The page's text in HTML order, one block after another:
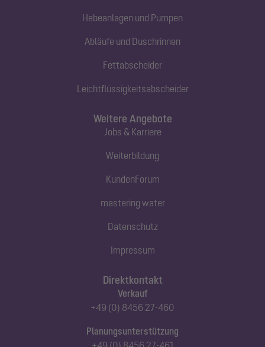
Hebeanlagen und Pumpen
Abläufe und Duschrinnen
Fettabscheider
Leichtflüssigkeitsabscheider
Direktkontakt
Verkauf
+49 (0) 8456 27-460
Planungsunterstützung
Weitere Angebote
Jobs & Karriere
Weiterbildung
KundenForum
mastering water
Datenschutz
Impressum